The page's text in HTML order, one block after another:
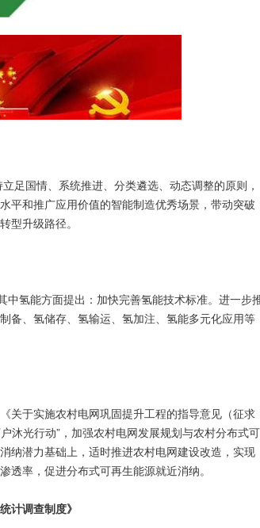
足国情、系统推进、分类遴选、动态调整的原则，
平和推广应用价值的智能制造优秀场景，带动突破
型升级路径。
氢能方面提出：加快完善氢能技术标准。进一步
备、氢储存、氢输运、氢加注、氢能多元化应用等
关于实施农村电网巩固提升工程的指导意见（征求
沐光行动”，加强农村电网发展规划与农村分布式可
纳潜力基础上，适时推进农村电网建设改造，实现
率，促进分布式可再生能源就近消纳。
计调查制度》